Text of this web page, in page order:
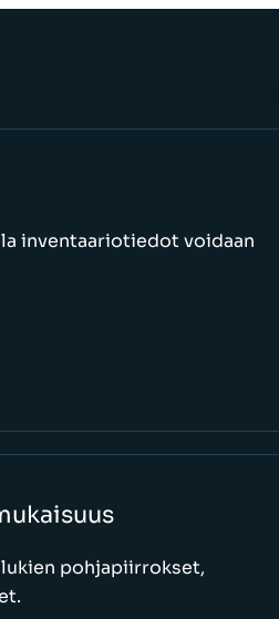
inventaariotiedot voidaan
pohjapiirrokset,